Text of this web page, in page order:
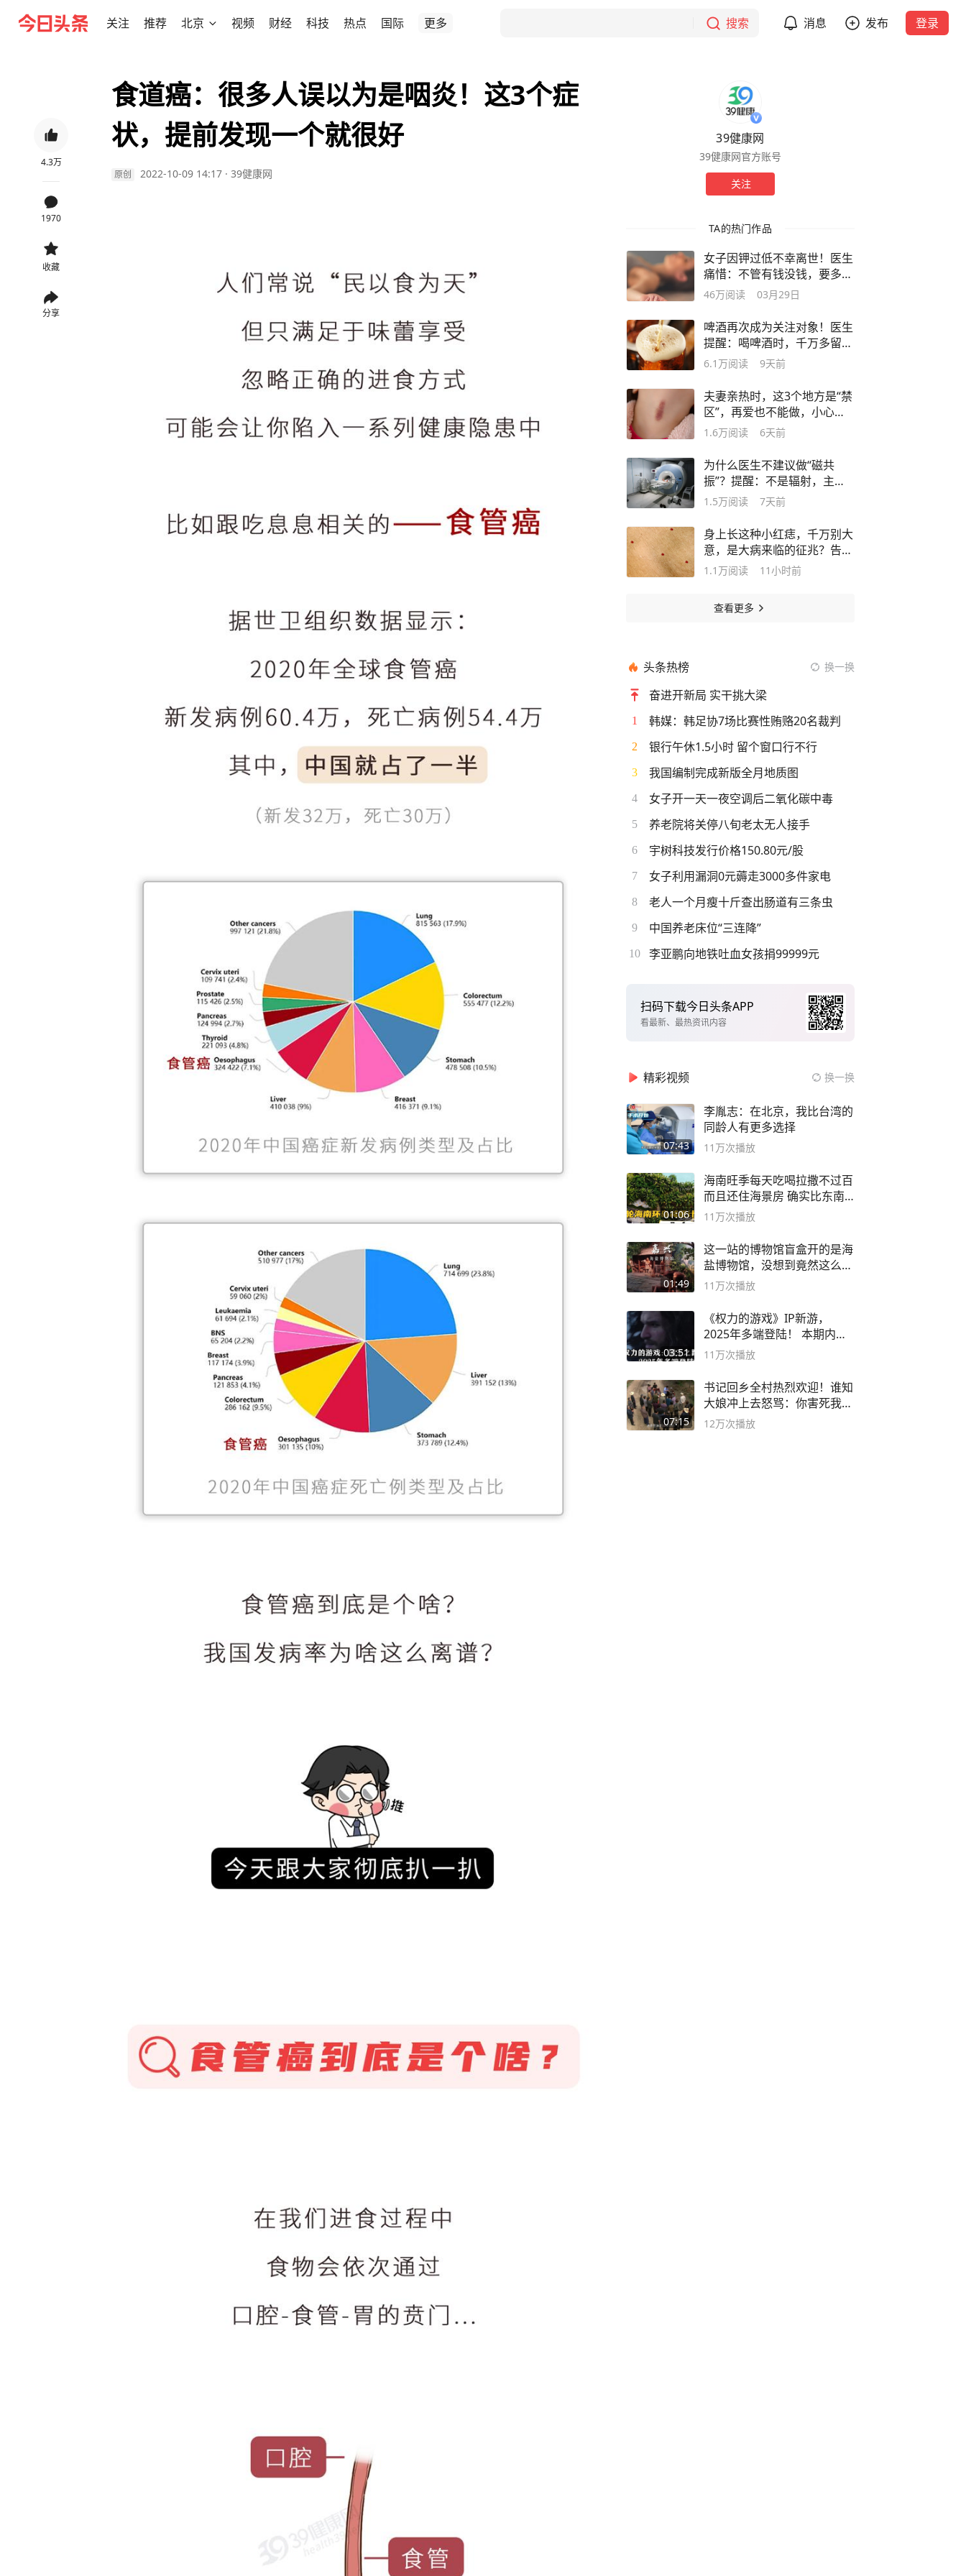
关注 推荐 北京 视频 财经 科技 热点 国际 更多 搜索 消息 发布 登录
4.3万
1970
收藏
分享
食道癌：很多人误以为是咽炎！这3个症
状，提前发现一个就很好
原创 2022-10-09 14:17 · 39健康网
39健康网
39健康网官方账号
关注
TA的热门作品
女子因钾过低不幸离世！医生
痛惜：不管有钱没钱，要多吃
这几物
46万阅读 03月29日
啤酒再次成为关注对象！医生
提醒：喝啤酒时，千万多留意
这几点！
6.1万阅读 9天前
夫妻亲热时，这3个地方是“禁
区”，再爱也不能做，小心搞
出人命
1.6万阅读 6天前
为什么医生不建议做“磁共
振”？提醒：不是辐射，主要
因为这4点
1.5万阅读 7天前
身上长这种小红痣，千万别大
意，是大病来临的征兆？告诉
你真相
1.1万阅读 11小时前
查看更多
头条热榜 换一换
奋进开新局 实干挑大梁
1 韩媒：韩足协7场比赛性贿赂20名裁判
2 银行午休1.5小时 留个窗口行不行
3 我国编制完成新版全月地质图
4 女子开一天一夜空调后二氧化碳中毒
5 养老院将关停八旬老太无人接手
6 宇树科技发行价格150.80元/股
7 女子利用漏洞0元薅走3000多件家电
8 老人一个月瘦十斤查出肠道有三条虫
9 中国养老床位“三连降”
10 李亚鹏向地铁吐血女孩捐99999元
扫码下载今日头条APP
看最新、最热资讯内容
精彩视频 换一换
07:43
李胤志：在北京，我比台湾的
同龄人有更多选择
11万次播放
01:06
海南旺季每天吃喝拉撒不过百
而且还住海景房 确实比东南
亚合适
11万次播放
01:49
这一站的博物馆盲盒开的是海
盐博物馆，没想到竟然这么好
逛！
11万次播放
03:51
《权力的游戏》IP新游，
2025年多端登陆！ 本期内容
概要
11万次播放
07:15
书记回乡全村热烈欢迎！谁知
大娘冲上去怒骂：你害死我儿
子
12万次播放